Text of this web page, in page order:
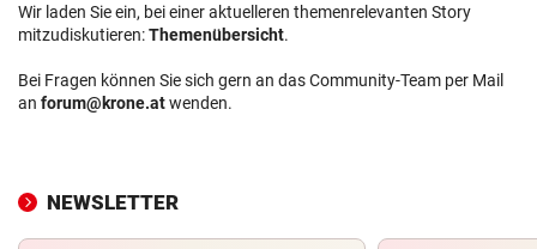
Wir laden Sie ein, bei einer aktuelleren themenrelevanten Story
mitzudiskutieren:Themenübersicht.
Bei Fragen können Sie sich gern an das Community-Team per Mail
an forum@krone.atwenden.
NEWSLETTER